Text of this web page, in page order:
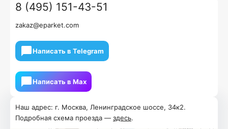
Наш адрес: г. Москва, Ленинградское шоссе, 34к2.
Подробная схема проезда — здесь.
8 (495) 151-43-51
zakaz@eparket.com
Написать в Telegram
Написать в Мах